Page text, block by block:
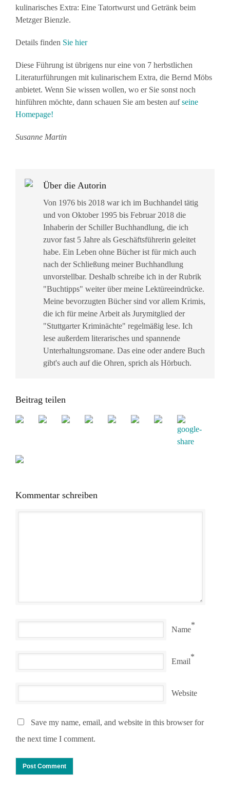
kulinarisches Extra: Eine Tatortwurst und Getränk beim
Metzger Bienzle.
Details finden Sie hier
Diese Führung ist übrigens nur eine von 7 herbstlichen
Literaturführungen mit kulinarischem Extra, die Bernd Möbs
anbietet. Wenn Sie wissen wollen, wo er Sie sonst noch
hinführen möchte, dann schauen Sie am besten aufseine
Homepage!
Susanne Martin
Über die Autorin
Von 1976 bis 2018 war ich im Buchhandel tätig
und von Oktober 1995 bis Februar 2018 die
Inhaberin der Schiller Buchhandlung, die ich
zuvor fast 5 Jahre als Geschäftsführerin geleitet
habe. Ein Leben ohne Bücher ist für mich auch
nach der Schließung meiner Buchhandlung
unvorstellbar. Deshalb schreibe ich in der Rubrik
"Buchtipps" weiter über meine Lektüreeindrücke.
Meine bevorzugten Bücher sind vor allem Krimis,
die ich für meine Arbeit als Jurymitglied der
"Stuttgarter Kriminächte" regelmäßig lese. Ich
lese außerdem literarisches und spannende
Unterhaltungsromane. Das eine oder andere Buch
gibt's auch auf die Ohren, sprich als Hörbuch.
Beitrag teilen
Kommentar schreiben
Name
*
Email
*
Website
Save my name, email, and website in this browser for
the next time I comment.